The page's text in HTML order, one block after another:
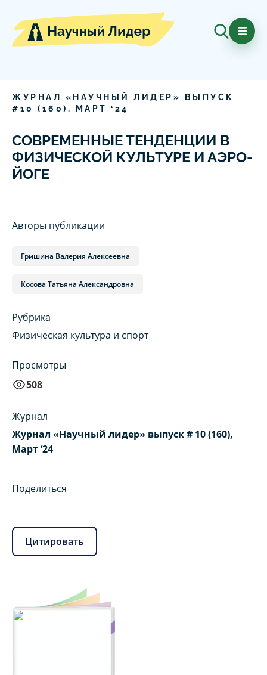
ЖУРНАЛ «НАУЧНЫЙ ЛИДЕР» ВЫПУСК
# 10 ( 160 ), МАРТ ‘ 24
СОВРЕМЕННЫЕ ТЕНДЕНЦИИ В
ФИЗИЧЕСКОЙ КУЛЬТУРЕ И АЭРО-
ЙОГЕ
Авторы публикации
Гришина Валерия Алексеевна
Косова Татьяна Александровна
Рубрика
Физическая культура и спорт
Просмотры
508
Журнал
Журнал «Научный лидер» выпуск # 10 (160),
Март ‘24
Поделиться
Цитировать